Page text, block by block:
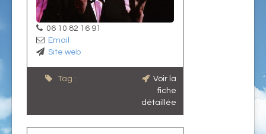
06 10 82 16 91
Email
Site web
Tag :
Voir la
fiche
détaillée